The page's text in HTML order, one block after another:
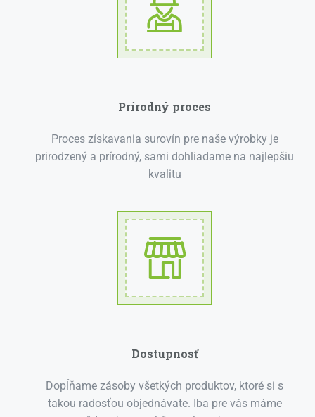
Prírodný proces
Proces získavania surovín pre naše výrobky je
prirodzený a prírodný, sami dohliadame na najlepšiu
kvalitu
Dostupnosť
Dopĺňame zásoby všetkých produktov, ktoré si s
takou radosťou objednávate. Iba pre vás máme